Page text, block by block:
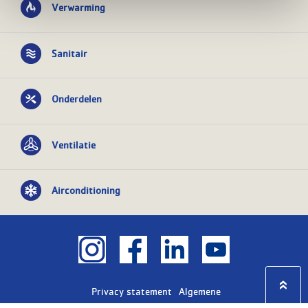
Verwarming
Sanitair
Onderdelen
Ventilatie
Airconditioning
Privacy statement
Algemene